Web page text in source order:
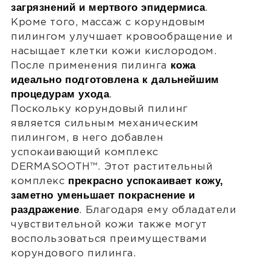
загрязнений и мертвого эпидермиса.
Кроме того, массаж с корундовым
пилингом улучшает кровообращение и
насыщает клетки кожи кислородом.
После применения пилинга кожа
идеально подготовлена к дальнейшим
процедурам ухода.
Поскольку корундовый пилинг
является сильным механическим
пилингом, в него добавлен
успокаивающий комплекс
DERMASOOTH™. Этот растительный
комплекс прекрасно успокаивает кожу,
заметно уменьшает покраснение и
раздражение. Благодаря ему обладатели
чувствительной кожи также могут
воспользоваться преимуществами
корундового пилинга.